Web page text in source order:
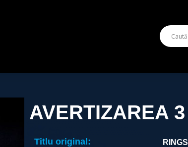
AVERTIZAREA 3
Titlu original: RINGS